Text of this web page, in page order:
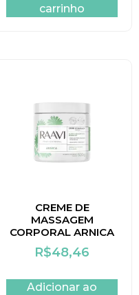
carrinho
CREME DE
MASSAGEM
CORPORAL ARNICA
R$48,46
Adicionar ao